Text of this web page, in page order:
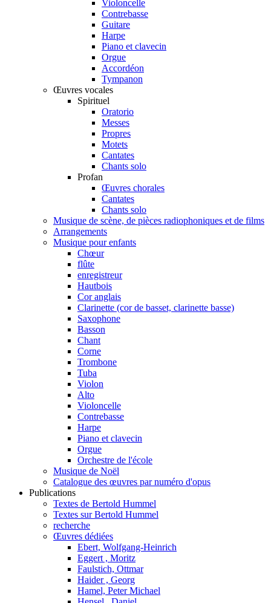
Violoncelle
Contrebasse
Guitare
Harpe
Piano et clavecin
Orgue
Accordéon
Tympanon
Œuvres vocales
Spirituel
Oratorio
Messes
Propres
Motets
Cantates
Chants solo
Profan
Œuvres chorales
Cantates
Chants solo
Musique de scène, de pièces radiophoniques et de films
Arrangements
Musique pour enfants
Chœur
flûte
enregistreur
Hautbois
Cor anglais
Clarinette (cor de basset, clarinette basse)
Saxophone
Basson
Chant
Corne
Trombone
Tuba
Violon
Alto
Violoncelle
Contrebasse
Harpe
Piano et clavecin
Orgue
Orchestre de l'école
Musique de Noël
Catalogue des œuvres par numéro d'opus
Publications
Textes de Bertold Hummel
Textes sur Bertold Hummel
recherche
Œuvres dédiées
Ebert, Wolfgang-Heinrich
Eggert , Moritz
Faulstich, Ottmar
Haider , Georg
Hamel, Peter Michael